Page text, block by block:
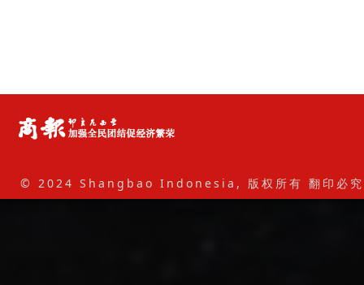
© 2024 Shangbao Indonesia, 版权所有 翻印必